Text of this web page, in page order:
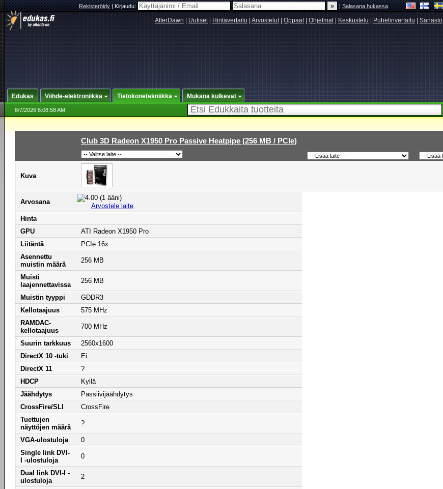
Rekisteröidy|Kirjaudu: |Salasana hukassa
AfterDawn Uutiset| Hintavertailu Arvostelut| Oppaat| Ohjelmat| Keskustelu Puhelinvertailu Sanasto
Edukas Viihde-elektroniikka Tietokonetekniikka Mukana kulkevat
8/7/2026 6:08:58 AM
Club 3D Radeon X1950 Pro Passive Heatpipe (256 MB / PCIe)
Kuva
Arvosana
Arvostele laite
Hinta
GPU
ATI Radeon X1950 Pro
Liitäntä
PCIe 16x
Asennettu
muistin määrä
256 MB
Muisti
laajennettavissa
256 MB
Muistin tyyppi
GDDR3
Kellotaajuus
575 MHz
RAMDAC-
kellotaajuus
700 MHz
Suurin tarkkuus
2560x1600
DirectX 10 -tuki
Ei
DirectX 11
?
HDCP
Kyllä
Jäähdytys
Passiivijäähdytys
CrossFire/SLI
CrossFire
Tuettujen
näyttöjen määrä
?
VGA-ulostuloja
0
Single link DVI-
I -ulostuloja
0
Dual link DVI-I -
ulostuloja
2